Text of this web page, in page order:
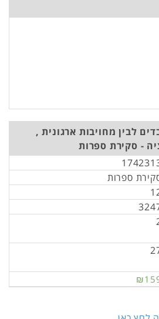
לבין מחויבות ארגונית ,
- סקירת ספרות
ספרות